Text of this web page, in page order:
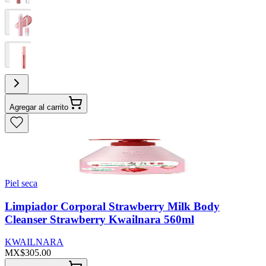
Agregar al carrito
Piel seca
Limpiador Corporal Strawberry Milk Body
Cleanser Strawberry Kwailnara 560ml
KWAILNARA
MX$305.00